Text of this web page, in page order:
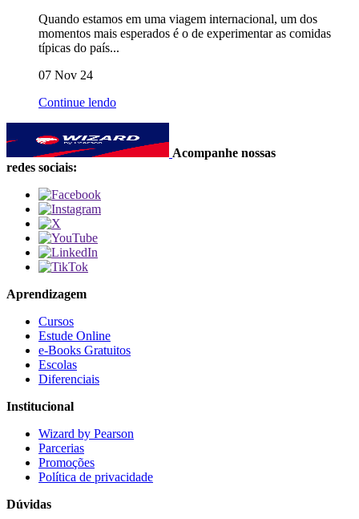
Quando estamos em uma viagem internacional, um dos
momentos mais esperados é o de experimentar as comidas
típicas do país...
07 Nov 24
Continue lendo
Acompanhe nossas
redes sociais:
Aprendizagem
Cursos
Estude Online
e-Books Gratuitos
Escolas
Diferenciais
Institucional
Wizard by Pearson
Parcerias
Promoções
Política de privacidade
Dúvidas